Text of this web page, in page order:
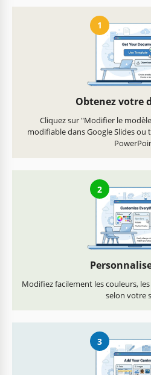
1
Obtenez votre
Cliquez sur "Modifier le
modifiable dans Google Slides
2
Modifiez facilement les couleurs,
selon votre
3